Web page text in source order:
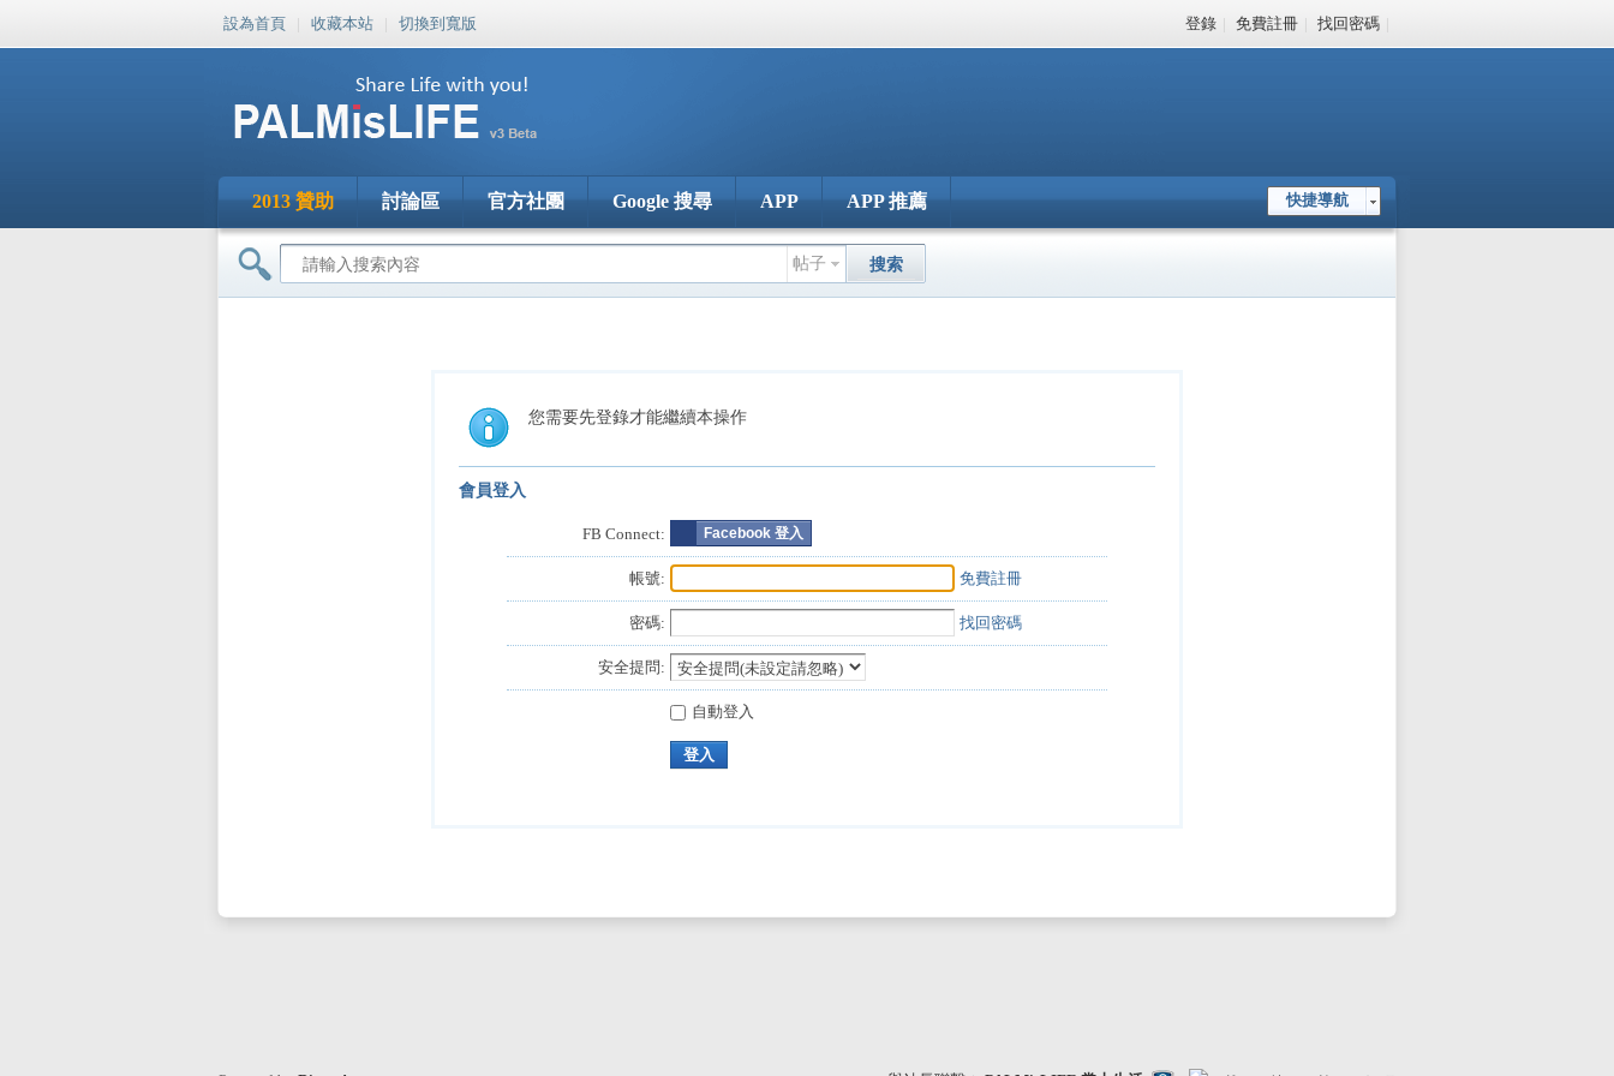
設為首頁 | 收藏本站 | 切換到寬版 登錄 | 免費註冊 | 找回密碼 |
快捷導航
2013 贊助 討論區 官方社團 Google 搜尋 APP APP 推薦
帖子 搜索
您需要先登錄才能繼續本操作
會員登入
FB Connect: Facebook 登入
帳號: 免費註冊
密碼: 找回密碼
安全提問:
自動登入
登入